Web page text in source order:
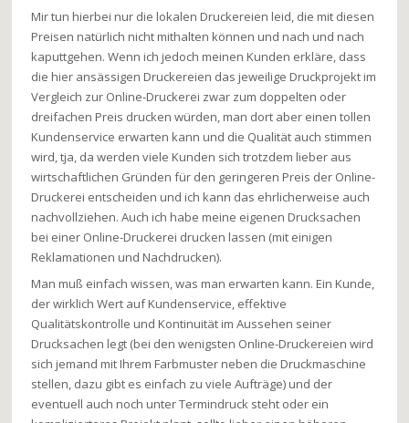
Mir tun hierbei nur die lokalen Druckereien leid, die mit diesen
Preisen natürlich nicht mithalten können und nach und nach
kaputtgehen. Wenn ich jedoch meinen Kunden erkläre, dass
die hier ansässigen Druckereien das jeweilige Druckprojekt im
Vergleich zur Online-Druckerei zwar zum doppelten oder
dreifachen Preis drucken würden, man dort aber einen tollen
Kundenservice erwarten kann und die Qualität auch stimmen
wird, tja, da werden viele Kunden sich trotzdem lieber aus
wirtschaftlichen Gründen für den geringeren Preis der Online-
Druckerei entscheiden und ich kann das ehrlicherweise auch
nachvollziehen. Auch ich habe meine eigenen Drucksachen
bei einer Online-Druckerei drucken lassen (mit einigen
Reklamationen und Nachdrucken).
Man muß einfach wissen, was man erwarten kann. Ein Kunde,
der wirklich Wert auf Kundenservice, effektive
Qualitätskontrolle und Kontinuität im Aussehen seiner
Drucksachen legt (bei den wenigsten Online-Druckereien wird
sich jemand mit Ihrem Farbmuster neben die Druckmaschine
stellen, dazu gibt es einfach zu viele Aufträge) und der
eventuell auch noch unter Termindruck steht oder ein